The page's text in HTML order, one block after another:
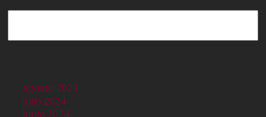
agosto 2024
julio 2024
junio 2024